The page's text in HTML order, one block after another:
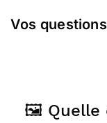
Vos
🖼️ Quelle